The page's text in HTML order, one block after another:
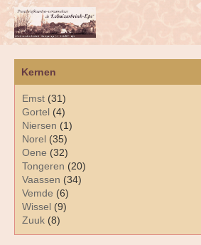
Kernen
Emst (31)
Gortel (4)
Niersen (1)
Norel (35)
Oene (32)
Tongeren (20)
Vaassen (34)
Vemde (6)
Wissel (9)
Zuuk (8)